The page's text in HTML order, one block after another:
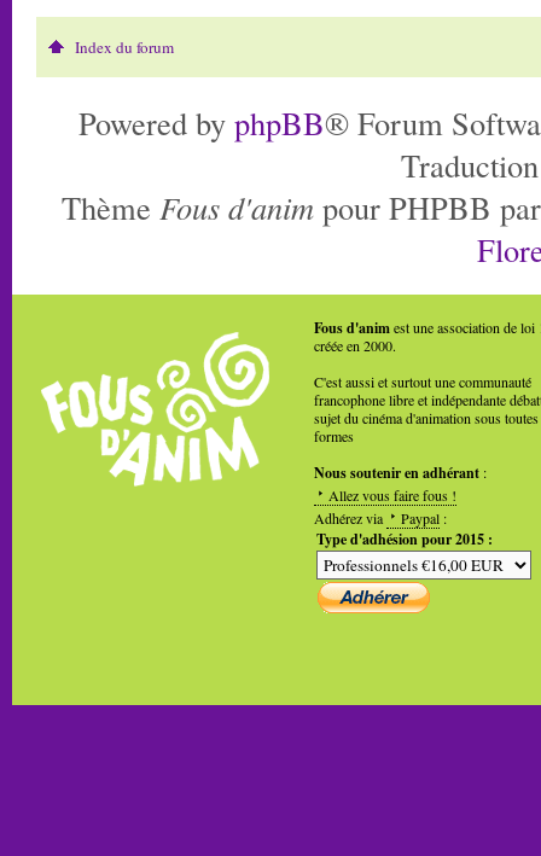
Index du forum
Powered by phpBB® Forum
Thème Fous d'anim pour PHPBB
Fous d'animest une association de loi
créée en 2000.
C'est aussi et surtout une communauté
francophone libre et indépendante
sujet du cinéma d'animation sous toutes
formes
Nous soutenir en adhérant :
Allez vous faire fous !
Adhérez via
Paypal :
Type d'adhésion pour 2015 :